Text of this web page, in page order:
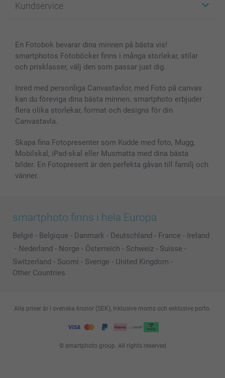
Fotoböcker
Skal till Mobil & Surfplatta
MyNameBook
Fotoramar & Tillbehör
Presentkort
Alla fotoprodukter
För affiliates
Sitemap
Villkor och garantier
Kundservice
smartbonus
Priser & betalning
En Fotobok bevarar dina minnen på bästa vis!
smartphotos Fotoböcker finns i många storlekar, stilar
och prisklasser, välj den som passar just dig.
Inred med personliga Canvastavlor, med Foto på canvas
kan du föreviga dina bästa minnen. smartphoto erbjuder
flera olika storlekar, format och designs för din
Canvastavla.
Skapa fina Fotopresenter som Kudde med foto, Mugg,
Mobilskal, iPad-skal eller Musmatta med dina bästa
bilder. En Fotopresent är den perfekta gåvan till familj och
vänner.
smartphoto finns i hela Europa
België - Belgique - Danmark - Deutschland - France - Ireland
- Nederland - Norge - Österreich - Schweiz - Suisse -
Switzerland - Suomi - Sverige - United Kingdom -
Other Countries
© smartphoto group. All rights reserved
Alla priser är i svenska kronor (SEK), inklusive moms och exklusive porto.